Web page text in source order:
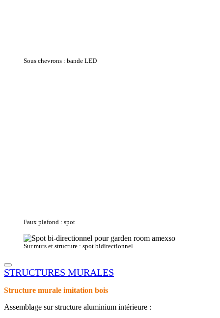
Sous chevrons : bande LED
Faux plafond : spot
Sur murs et structure : spot bidirectionnel
STRUCTURES MURALES
Structure murale imitation bois
Assemblage sur structure aluminium intérieure :